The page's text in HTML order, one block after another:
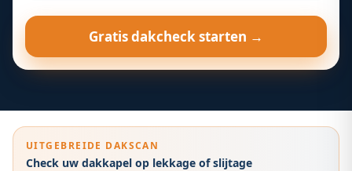
Gratis dakcheck starten →
UITGEBREIDE DAKSCAN
Check uw dakkapel op lekkage of slijtage